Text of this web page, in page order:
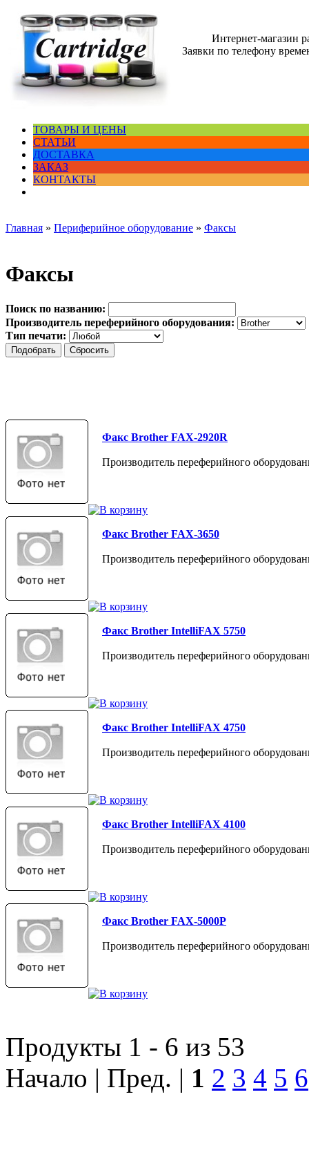
Интернет-магазин
Заявки по телефону
ТОВАРЫ И ЦЕНЫ
СТАТЬИ
ДОСТАВКА
ЗАКАЗ
КОНТАКТЫ
Главная » Периферийное оборудование » Факсы
Факсы
Поиск по названию:
Производитель переферийного оборудования:
Тип печати:
Факс Brother FAX-2920R
Производитель переферийного
Факс Brother FAX-3650
Производитель переферийного
Факс Brother IntelliFAX 5750
Производитель переферийного
Факс Brother IntelliFAX 4750
Производитель переферийного
Факс Brother IntelliFAX 4100
Производитель переферийного
Факс Brother FAX-5000P
Производитель переферийного
Продукты 1 - 6 из 53
Начало | Пред. | 1 2 3 4 5 6